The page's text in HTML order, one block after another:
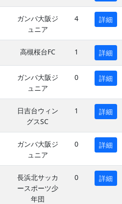
ガンバ大阪ジ
ュニア
4 詳細
高槻桜台FC 1 詳細
ガンバ大阪ジ
ュニア
0 詳細
日吉台ウィン
グスSC
1 詳細
ガンバ大阪ジ
ュニア
0 詳細
長浜北サッカ
ースポーツ少
年団
0 詳細